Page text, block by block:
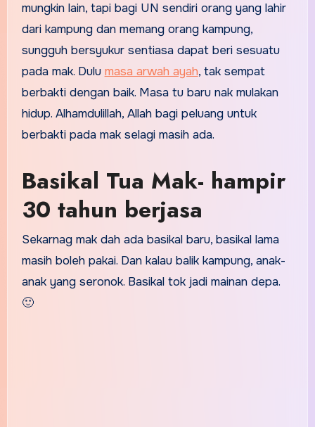
mungkin lain, tapi bagi UN sendiri orang yang lahir
dari kampung dan memang orang kampung,
sungguh bersyukur sentiasa dapat beri sesuatu
pada mak. Dulu masa arwah ayah, tak sempat
berbakti dengan baik. Masa tu baru nak mulakan
hidup. Alhamdulillah, Allah bagi peluang untuk
berbakti pada mak selagi masih ada.
Basikal Tua Mak- hampir
30 tahun berjasa
Sekarnag mak dah ada basikal baru, basikal lama
masih boleh pakai. Dan kalau balik kampung, anak-
anak yang seronok. Basikal tok jadi mainan depa.
🙂